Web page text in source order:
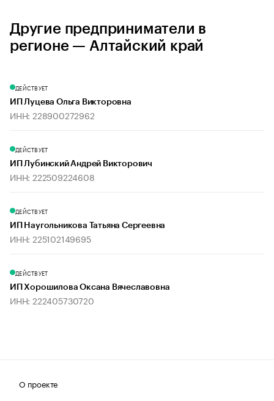
Другие предприниматели в
регионе — Алтайский край
ДЕЙСТВУЕТ
ИП Луцева Ольга Викторовна
ИНН: 228900272962
ДЕЙСТВУЕТ
ИП Лубинский Андрей Викторович
ИНН: 222509224608
ДЕЙСТВУЕТ
ИП Наугольникова Татьяна Сергеевна
ИНН: 225102149695
ДЕЙСТВУЕТ
ИП Хорошилова Оксана Вячеславовна
ИНН: 222405730720
О проекте